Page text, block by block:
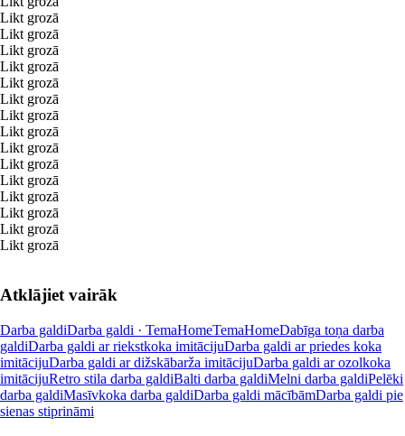
Likt grozā
Likt grozā
Likt grozā
Likt grozā
Likt grozā
Likt grozā
Likt grozā
Likt grozā
Likt grozā
Likt grozā
Likt grozā
Likt grozā
Likt grozā
Likt grozā
Likt grozā
Atklājiet vairāk
Darba galdiDarba galdi · TemaHomeTemaHomeDabīga toņa darba
galdiDarba galdi ar riekstkoka imitācijuDarba galdi ar priedes koka
imitācijuDarba galdi ar dižskābarža imitācijuDarba galdi ar ozolkoka
imitācijuRetro stila darba galdiBalti darba galdiMelni darba galdiPelēki
darba galdiMasīvkoka darba galdiDarba galdi mācībāmDarba galdi pie
sienas stiprināmi